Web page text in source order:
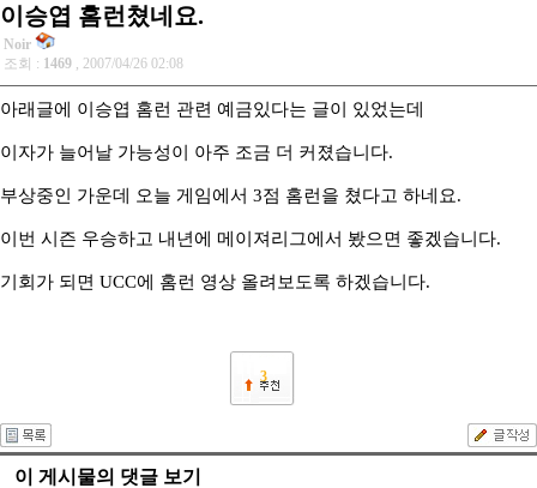
이승엽 홈런쳤네요.
Noir
조회 : 1469 , 2007/04/26 02:08
아래글에 이승엽 홈런 관련 예금있다는 글이 있었는데
이자가 늘어날 가능성이 아주 조금 더 커졌습니다.
부상중인 가운데 오늘 게임에서 3점 홈런을 쳤다고 하네요.
이번 시즌 우승하고 내년에 메이져리그에서 봤으면 좋겠습니다.
기회가 되면 UCC에 홈런 영상 올려보도록 하겠습니다.
3
이 게시물의 댓글 보기